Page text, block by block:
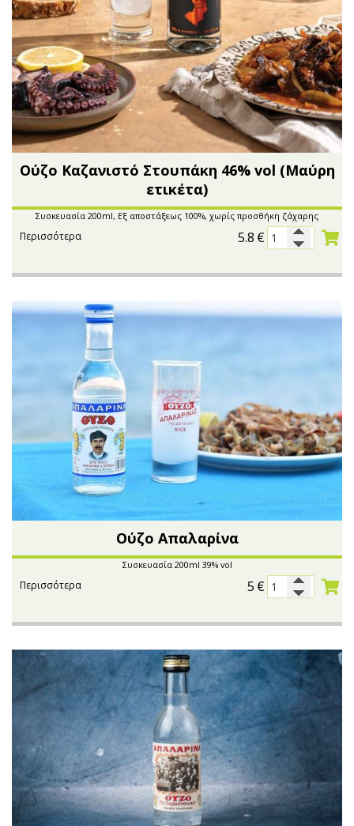
Ούζο Καζανιστό Στουπάκη 46% vol (Μαύρη
ετικέτα)
Συσκευασία 200ml, Εξ αποστάξεως 100%, χωρίς προσθήκη ζάχαρης
5.8 €
Περισσότερα
Oύζο Απαλαρίνα
Συσκευασία 200ml 39% vol
5 €
Περισσότερα